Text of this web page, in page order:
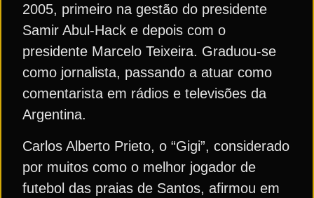
2005, primeiro na gestão do presidente
Samir Abul-Hack e depois com o
presidente Marcelo Teixeira. Graduou-se
como jornalista, passando a atuar como
comentarista em rádios e televisões da
Argentina.
Carlos Alberto Prieto, o “Gigi”, considerado
por muitos como o melhor jogador de
futebol das praias de Santos, afirmou em